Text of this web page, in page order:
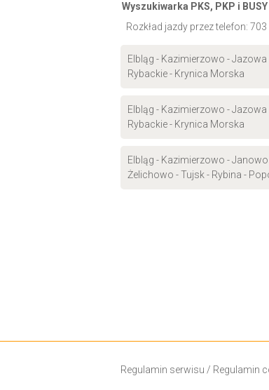
Wyszukiwarka PKS, PKP i BUSY
Rozkład jazdy przez telefon: 703
Elbląg - Kazimierzowo -
Rybackie - Krynica Morska
Elbląg - Kazimierzowo -
Rybackie - Krynica Morska
Elbląg - Kazimierzowo -
Żelichowo - Tujsk - Rybina -
Regulamin serwisu / Regulamin